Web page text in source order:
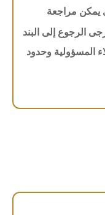
يمكن مراجعة
الرجوع إلى البند
المسؤولية وحدود